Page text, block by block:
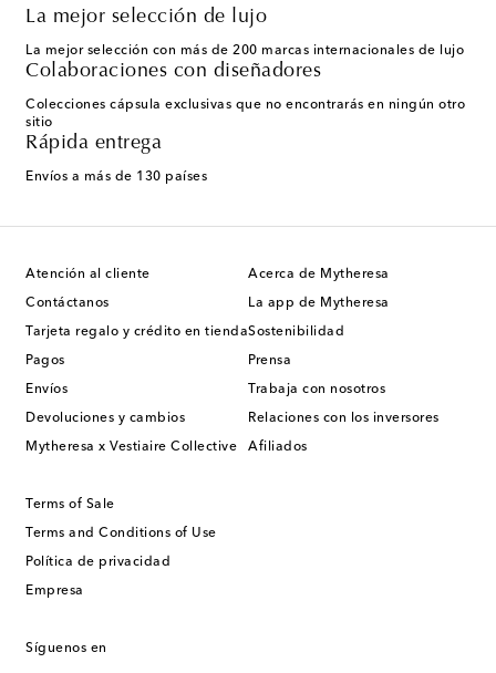
La mejor selección de lujo
La mejor selección con más de 200 marcas internacionales de lujo
Colaboraciones con diseñadores
Colecciones cápsula exclusivas que no encontrarás en ningún otro
sitio
Rápida entrega
Envíos a más de 130 países
Atención al cliente
Contáctanos
Tarjeta regalo y crédito en tienda
Pagos
Envíos
Devoluciones y cambios
Mytheresa x Vestiaire Collective
Acerca de Mytheresa
La app de Mytheresa
Sostenibilidad
Prensa
Trabaja con nosotros
Relaciones con los inversores
Afiliados
Terms of Sale
Terms and Conditions of Use
Política de privacidad
Empresa
Síguenos en